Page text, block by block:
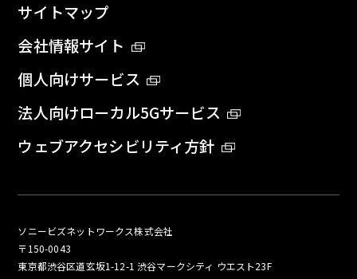
サイトマップ
会社情報サイト
個人向けサービス
法人向けローカル5Gサービス
ウェブアクセシビリティ方針
ソニービズネットワークス株式会社
〒150-0043
東京都渋谷区道玄坂1-12-1 渋谷マークシティ ウエスト23F